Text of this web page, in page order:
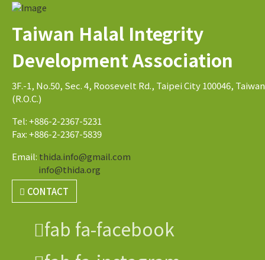
Taiwan Halal Integrity
Development Association
3F.-1, No.50, Sec. 4, Roosevelt Rd., Taipei City 100046, Taiwan
(R.O.C.)
Tel: +886-2-2367-5231
Fax: +886-2-2367-5839
Email: thida.info@gmail.com
info@thida.org
CONTACT
fab fa-facebook